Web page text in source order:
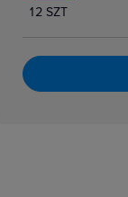
12 SZT